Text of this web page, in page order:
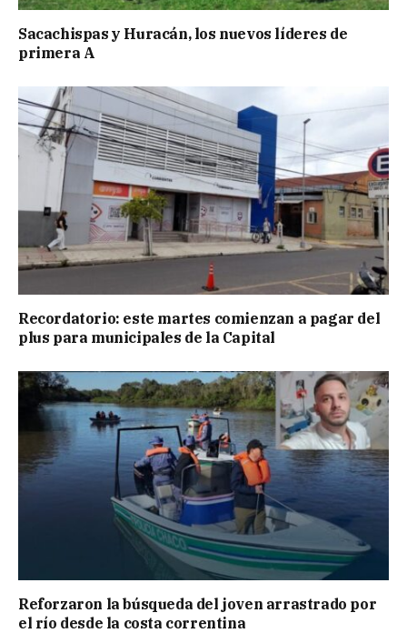
Sacachispas y Huracán, los nuevos líderes de
primera A
Recordatorio: este martes comienzan a pagar del
plus para municipales de la Capital
Reforzaron la búsqueda del joven arrastrado por
el río desde la costa correntina